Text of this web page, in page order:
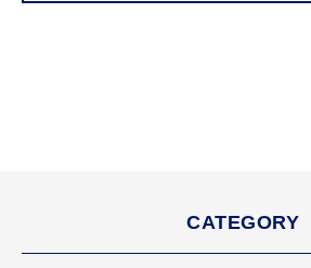
CATEGORY